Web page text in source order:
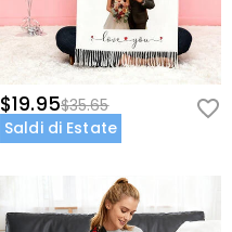
$19.95$35.65
Saldi di Estate